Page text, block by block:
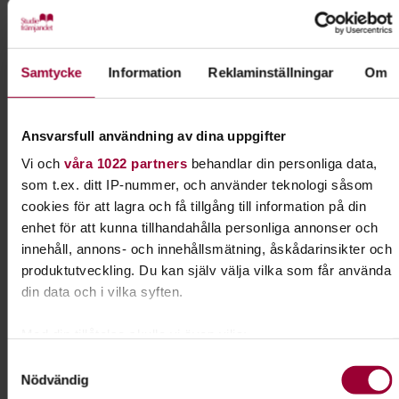
Samtycke Information Reklaminställningar Om
Ansvarsfull användning av dina uppgifter
Vi och våra 1022 partnersbehandlar din personliga data,
som t.ex. ditt IP-nummer, och använder teknologi såsom
cookies för att lagra och få tillgång till information på din
enhet för att kunna tillhandahålla personliga annonser och
innehåll, annons- och innehållsmätning, åskådarinsikter och
produktutveckling. Du kan själv välja vilka som får använda
din data och i vilka syften.
kan ha en noggrannhet på upp till flera meter
Nödvändig
#åhusbrukshundklubb
oss/hundensvecka37/
Åhus Brukshundklubb (MO)
Kontakt
Mari Graneskog
Folkbildningsutvecklare Djur-
Natur
073-942 36 46
Visa mer